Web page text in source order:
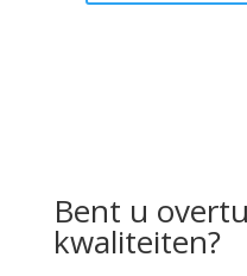
Bent u
kwaliteiten?